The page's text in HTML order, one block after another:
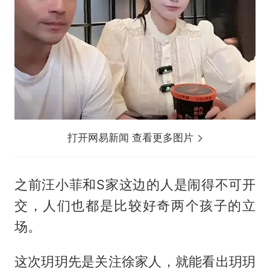
打开网易新闻 查看更多图片
之前汪小菲和S家这边的人是闹得不可开
交，人们也都是比较好奇两个孩子的立
场。
这次玥玥先是关注徐家人，就能看出玥玥